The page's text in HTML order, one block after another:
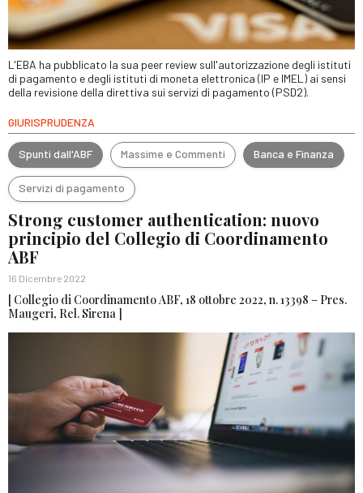
L'EBA ha pubblicato la sua peer review sull'autorizzazione degli istituti
di pagamento e degli istituti di moneta elettronica (IP e IMEL) ai sensi
della revisione della direttiva sui servizi di pagamento (PSD2).
GIURISPRUDENZA
Spunti dall'ABF Massime e Commenti Banca e Finanza
Servizi di pagamento
Strong customer authentication: nuovo
principio del Collegio di Coordinamento
ABF
16 Dicembre 2022
[ Collegio di Coordinamento ABF, 18 ottobre 2022, n. 13398 – Pres.
Maugeri, Rel. Sirena ]